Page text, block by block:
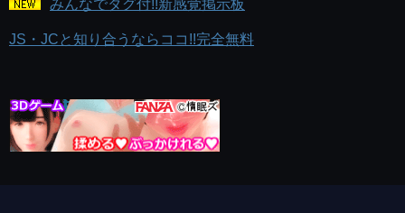
みんなでタグ付!!新感覚掲示板
JS・JCと知り合うならココ!!完全無料